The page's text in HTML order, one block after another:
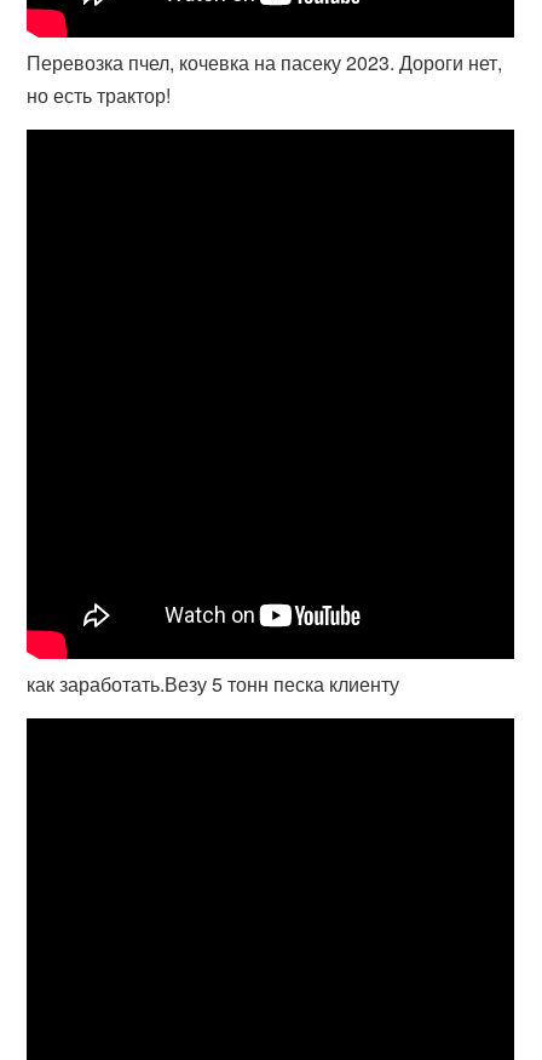
Перевозка пчел, кочевка на пасеку 2023. Дороги нет,
но есть трактор!
как заработать.Везу 5 тонн песка клиенту